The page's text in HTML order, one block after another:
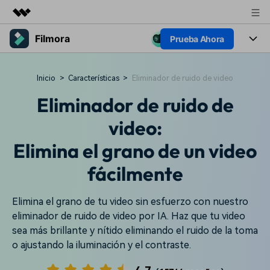
Productos destacados
Utilidades
Soluciones
Quiénes somos
Tienda
Filmora Prueba Ahora
Plataformas
Recursos creativos
Audio
Filmora para
Recursos
Ideas para editar
Adquiere conocimientos
fundamentales de edición de
video
Efectos especiales DIY
Descubre cómo crear un
efecto especial
Contáctanos Empresas
sencilla para empresas
Precios Iniciar sesión
Inicio > Características > Eliminador de ruido de video
Eliminador de ruido de
video:
Elimina el grano de un video
fácilmente
Elimina el grano de tu video sin esfuerzo con nuestro
eliminador de ruido de video por IA. Haz que tu video
sea más brillante y nítido eliminando el ruido de la toma
o ajustando la iluminación y el contraste.